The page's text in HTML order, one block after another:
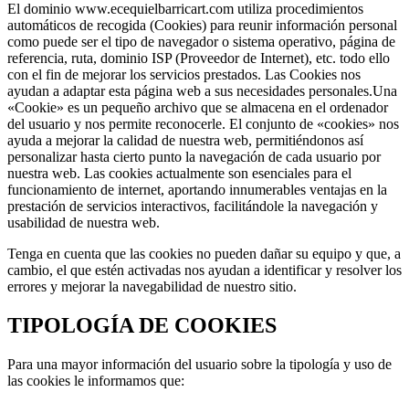
El dominio www.ecequielbarricart.com utiliza procedimientos
automáticos de recogida (Cookies) para reunir información personal
como puede ser el tipo de navegador o sistema operativo, página de
referencia, ruta, dominio ISP (Proveedor de Internet), etc. todo ello
con el fin de mejorar los servicios prestados. Las Cookies nos
ayudan a adaptar esta página web a sus necesidades personales.Una
«Cookie» es un pequeño archivo que se almacena en el ordenador
del usuario y nos permite reconocerle. El conjunto de «cookies» nos
ayuda a mejorar la calidad de nuestra web, permitiéndonos así
personalizar hasta cierto punto la navegación de cada usuario por
nuestra web. Las cookies actualmente son esenciales para el
funcionamiento de internet, aportando innumerables ventajas en la
prestación de servicios interactivos, facilitándole la navegación y
usabilidad de nuestra web.
Tenga en cuenta que las cookies no pueden dañar su equipo y que, a
cambio, el que estén activadas nos ayudan a identificar y resolver los
errores y mejorar la navegabilidad de nuestro sitio.
TIPOLOGÍA DE COOKIES
Para una mayor información del usuario sobre la tipología y uso de
las cookies le informamos que: